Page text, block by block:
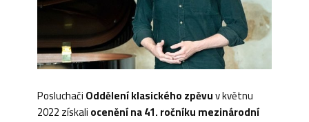
PosluchačiOddělení klasického zpěvuv květnu
2022 získaliocenění na 41. ročníku mezinárodní